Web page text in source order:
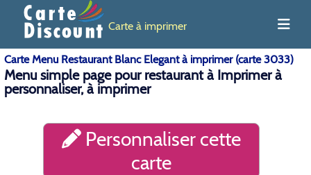
Carte à imprimer
Carte Menu Restaurant Blanc Elegant à imprimer (carte 3033)
Menu simple page pour restaurant à Imprimer à
personnaliser, à imprimer
Personnaliser cette
carte